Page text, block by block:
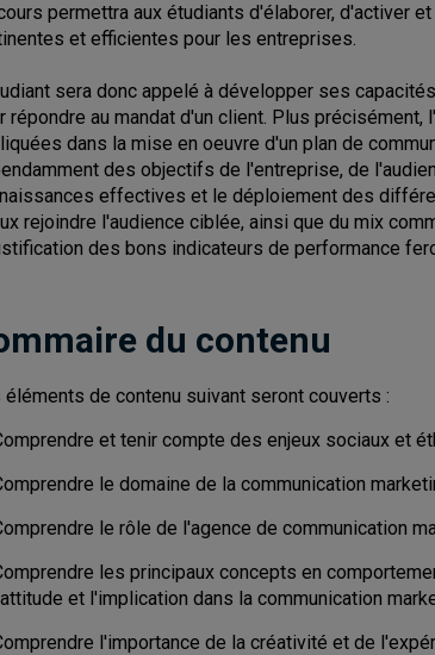
permettra aux étudiants d'élaborer, d'activer
et efficientes pour les entreprises.
sera donc appelé à développer ses
répondre au mandat d'un client. Plus
dans la mise en oeuvre d'un plan de
des objectifs de l'entreprise, de
effectives et le déploiement des
rejoindre l'audience ciblée, ainsi que du mix
des bons indicateurs de performance
du contenu
éléments de contenu suivant seront couverts :
et tenir compte des enjeux sociaux et
le domaine de la communication
le rôle de l'agence de communication
les principaux concepts en
et l'implication dans la communication
l'importance de la créativité et de